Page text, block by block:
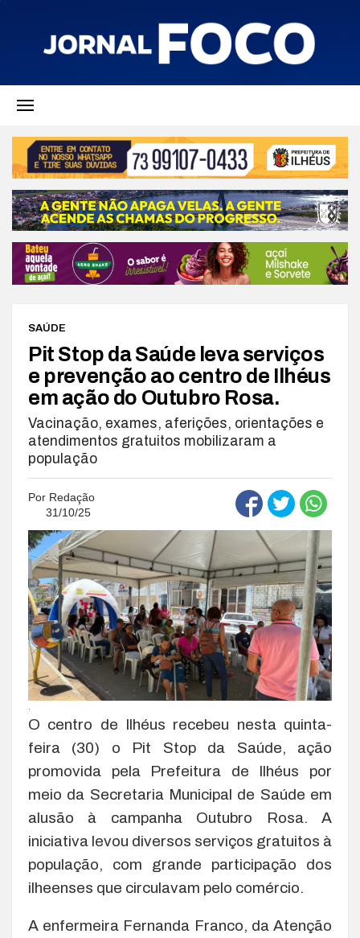
SAÚDE
Pit Stop da Saúde leva serviços
e prevenção ao centro de Ilhéus
em ação do Outubro Rosa.
Vacinação, exames, aferições, orientações e
atendimentos gratuitos mobilizaram a
população
Por Redação
31/10/25
.
O centro de Ilhéus recebeu nesta quinta-
feira (30) o Pit Stop da Saúde, ação
promovida pela Prefeitura de Ilhéus por
meio da Secretaria Municipal de Saúde em
alusão à campanha Outubro Rosa. A
iniciativa levou diversos serviços gratuitos à
população, com grande participação dos
ilheenses que circulavam pelo comércio.
A enfermeira Fernanda Franco, da Atenção